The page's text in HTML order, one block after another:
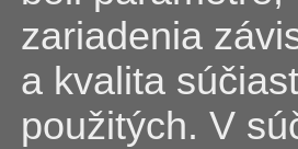
zariadenia
a kvalita
použitých. V